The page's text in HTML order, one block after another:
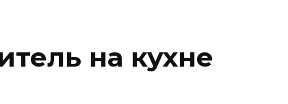
на кухне